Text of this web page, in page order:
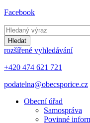
Facebook
Hledat
rozšířené vyhledávání
+420 474 621 721
podatelna@obecsporice.cz
Obecní úřad
Samospráva
Povinné